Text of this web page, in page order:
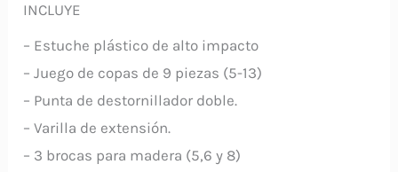
INCLUYE
– Estuche plástico de alto impacto
– Juego de copas de 9 piezas (5-13)
– Punta de destornillador doble.
– Varilla de extensión.
– 3 brocas para madera (5,6 y 8)